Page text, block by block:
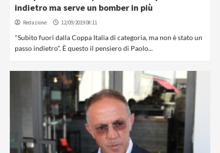
indietro ma serve un bomber in più
Redazione 12/09/2019 08:11
"Subito fuori dalla Coppa Italia di categoria, ma non è stato un
passo indietro". È questo il pensiero di Paolo...